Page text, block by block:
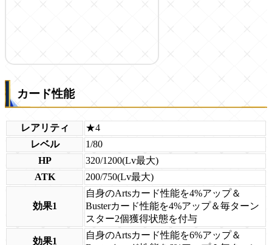
カード性能
レアリティ
★4
レベル
1/80
HP
320/1200(Lv最大)
ATK
200/750(Lv最大)
効果1
自身のArtsカード性能を4%アップ＆
Busterカード性能を4%アップ＆毎ターン
スター2個獲得状態を付与
効果1
自身のArtsカード性能を6%アップ＆